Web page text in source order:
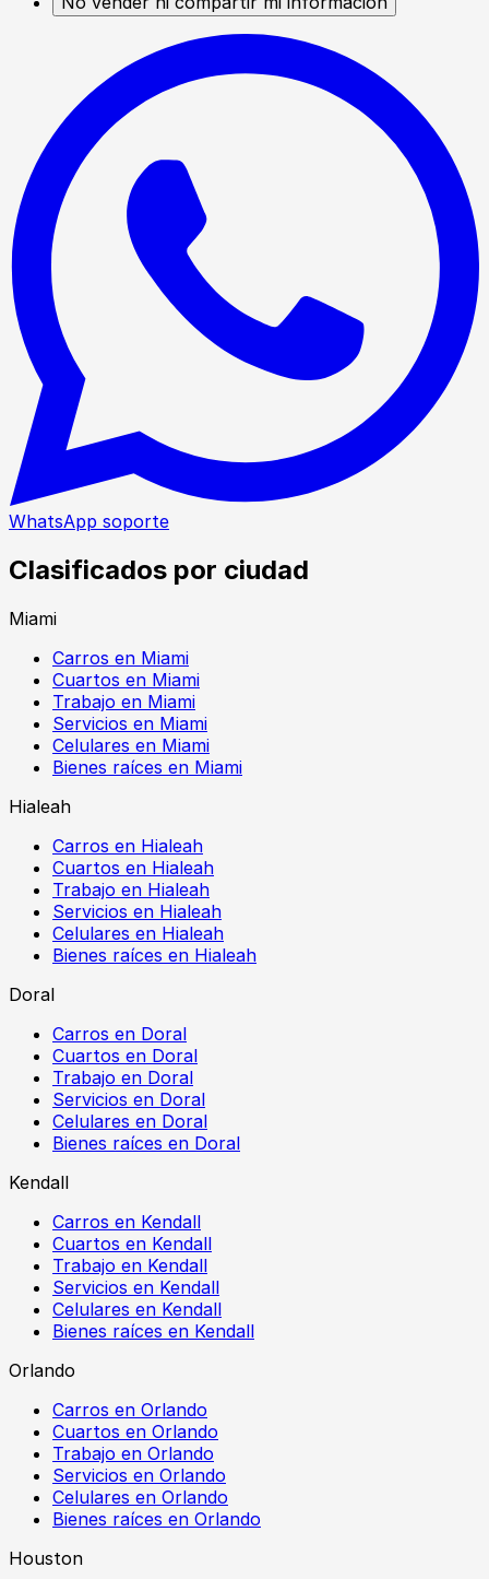
WhatsApp soporte
Clasificados por ciudad
Miami
Carros en Miami
Cuartos en Miami
Trabajo en Miami
Servicios en Miami
Celulares en Miami
Bienes raíces en Miami
Hialeah
Carros en Hialeah
Cuartos en Hialeah
Trabajo en Hialeah
Servicios en Hialeah
Celulares en Hialeah
Bienes raíces en Hialeah
Doral
Carros en Doral
Cuartos en Doral
Trabajo en Doral
Servicios en Doral
Celulares en Doral
Bienes raíces en Doral
Kendall
Carros en Kendall
Cuartos en Kendall
Trabajo en Kendall
Servicios en Kendall
Celulares en Kendall
Bienes raíces en Kendall
Orlando
Carros en Orlando
Cuartos en Orlando
Trabajo en Orlando
Servicios en Orlando
Celulares en Orlando
Bienes raíces en Orlando
Houston